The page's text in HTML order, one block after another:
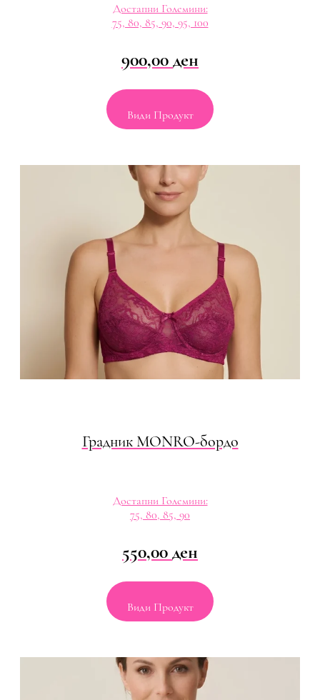
Достапни Големини:
75, 80, 85, 90, 95, 100
900,00ден
Види Продукт
Градник MONRO-бордо
Достапни Големини:
75, 80, 85, 90
550,00ден
Види Продукт